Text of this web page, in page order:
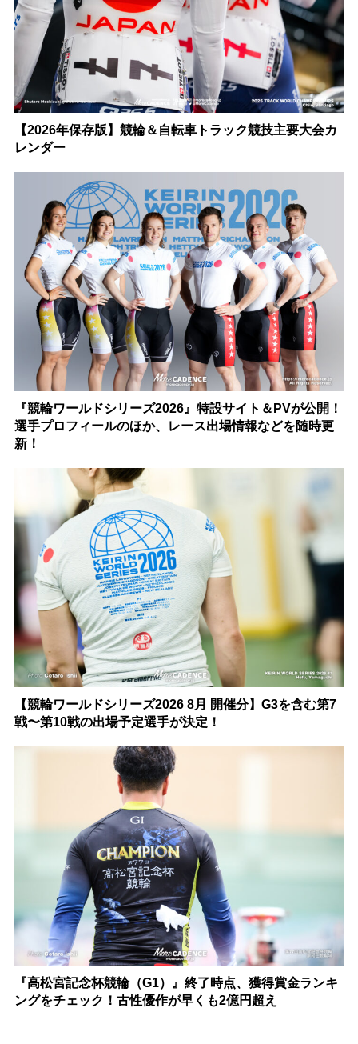
【2026年保存版】競輪＆自転車トラック競技主要大会カ
レンダー
『競輪ワールドシリーズ2026』特設サイト＆PVが公開！
選手プロフィールのほか、レース出場情報などを随時更
新！
【競輪ワールドシリーズ2026 8月 開催分】G3を含む第7
戦〜第10戦の出場予定選手が決定！
『高松宮記念杯競輪（G1）』終了時点、獲得賞金ランキ
ングをチェック！古性優作が早くも2億円超え